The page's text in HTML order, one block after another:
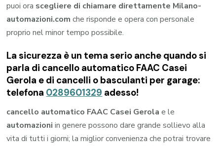
puoi ora scegliere di chiamare direttamente Milano-
automazioni.com che risponde e opera con personale
proprio nel minor tempo possibile.
La sicurezza è un tema serio anche quando si
parla di cancello automatico FAAC Casei
Gerola e di cancelli o basculanti per garage:
telefona 0289601329 adesso!
cancello automatico FAAC Casei Gerola e le
automazioni in genere possono dare grande sollievo alla
vita di tutti i giorni; la miglior convenienza che potrai trovare